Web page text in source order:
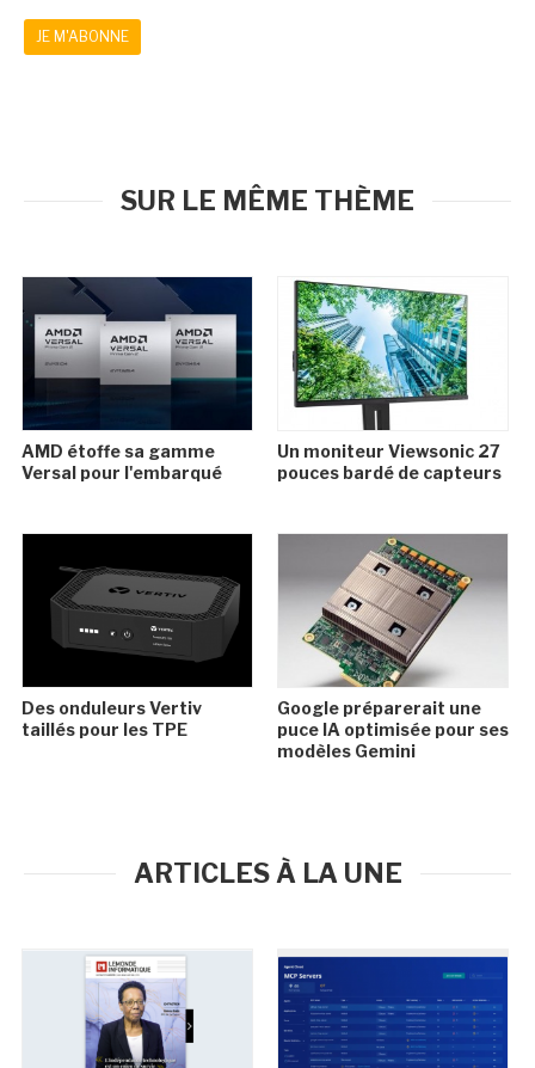
JE M'ABONNE
SUR LE MÊME THÈME
AMD étoffe sa gamme
Versal pour l'embarqué
Un moniteur Viewsonic 27
pouces bardé de capteurs
Des onduleurs Vertiv
taillés pour les TPE
Google préparerait une
puce IA optimisée pour ses
modèles Gemini
ARTICLES À LA UNE